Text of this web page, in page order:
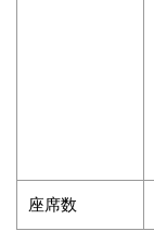
座席数